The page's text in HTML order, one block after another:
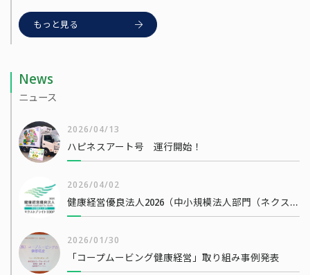
もっと見る
News
ニュース
2026/04/13
ハピネスアート号 運行開始！
2026/04/02
健康経営優良法人2026（中小規模法人部門（ネクストブライト1000））
2026/01/30
「コープムービング健康経営」取り組み事例発表